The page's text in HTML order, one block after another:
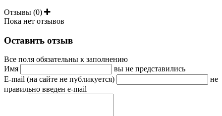
Отзывы (0)
Пока нет отзывов
Оставить отзыв
Все поля обязательны к заполнению
Имя
вы не представились
E-mail (на сайте не публикуется)
не
правильно введен e-mail